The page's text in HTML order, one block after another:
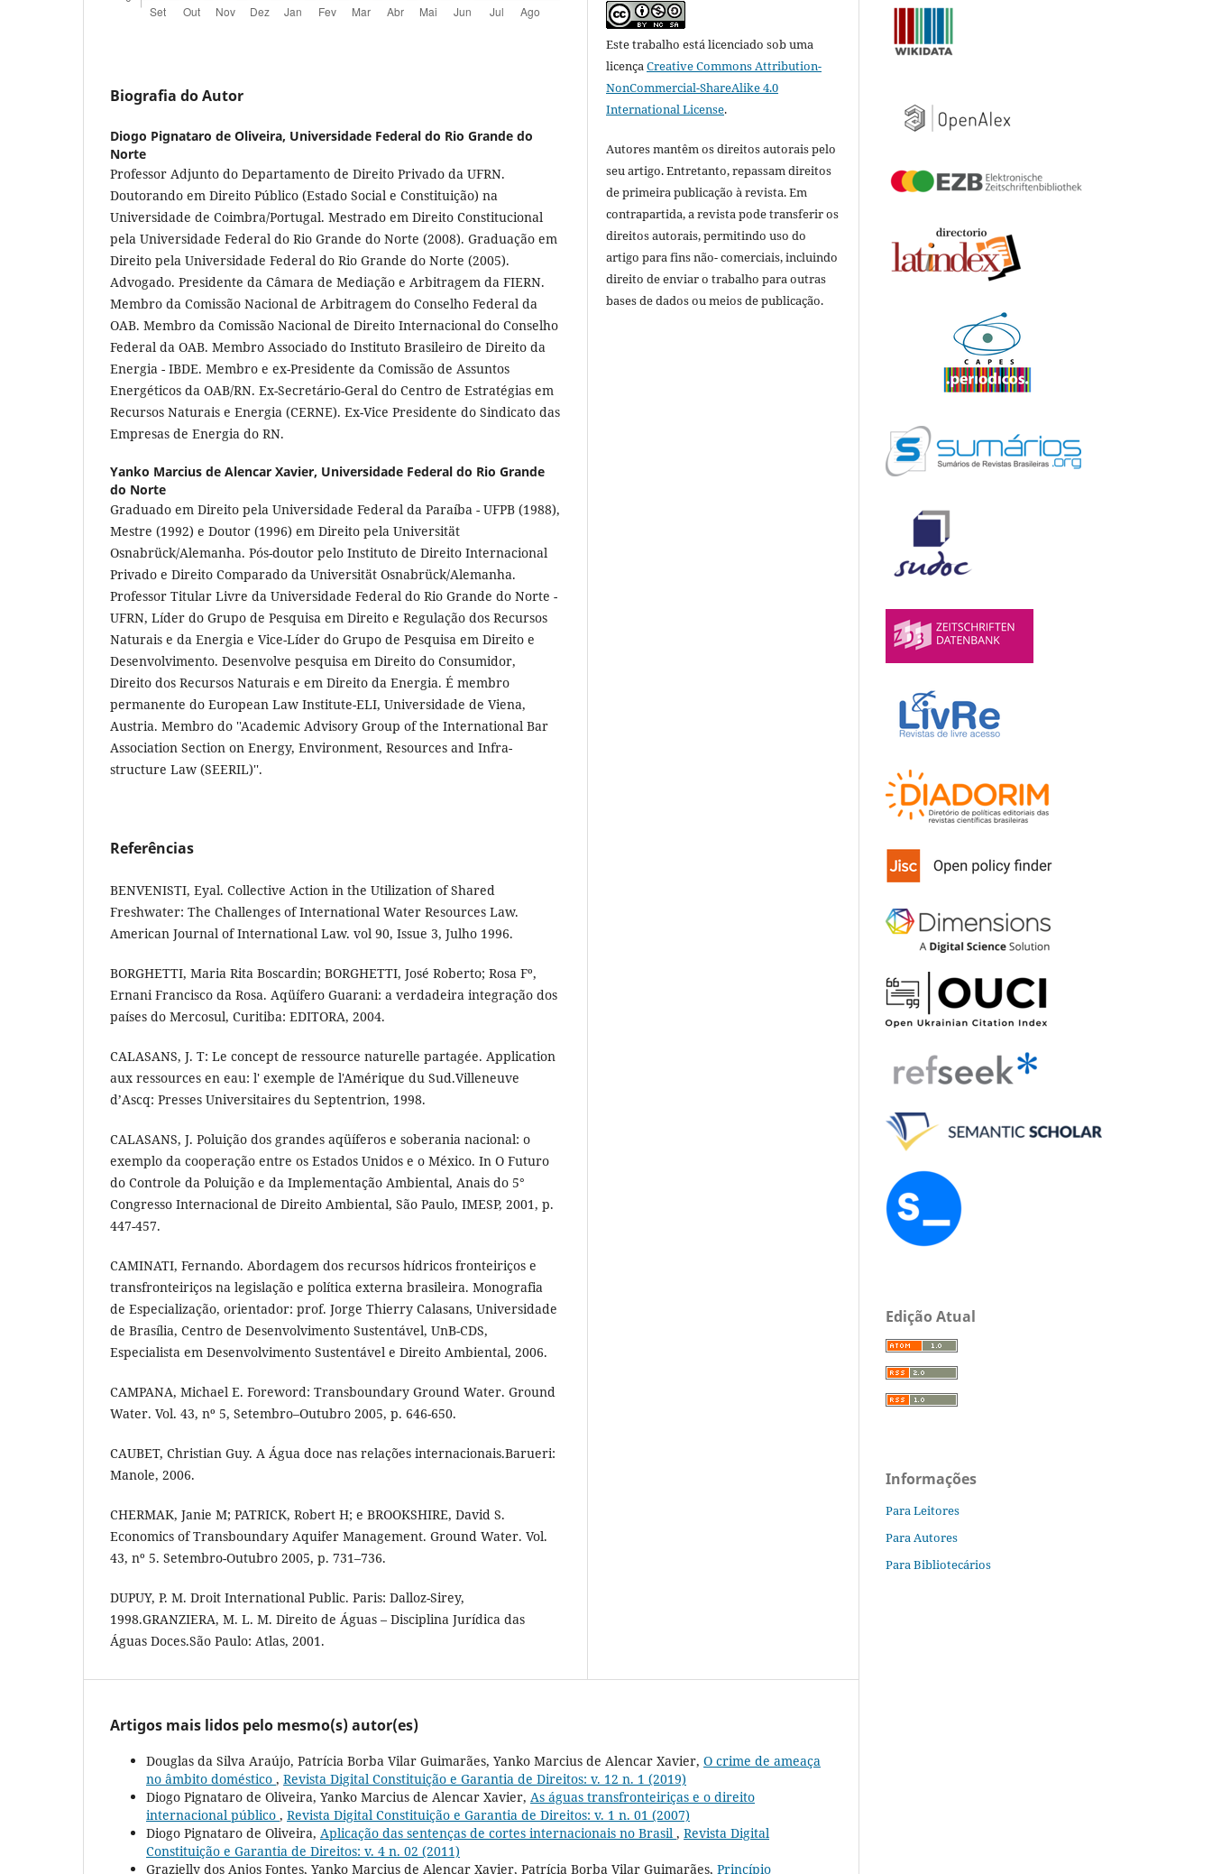
Biografia do Autor
Diogo Pignataro de Oliveira, Universidade Federal do Rio Grande do
Norte
Professor Adjunto do Departamento de Direito Privado da UFRN.
Doutorando em Direito Público (Estado Social e Constituição) na
Universidade de Coimbra/Portugal. Mestrado em Direito Constitucional
pela Universidade Federal do Rio Grande do Norte (2008). Graduação em
Direito pela Universidade Federal do Rio Grande do Norte (2005).
Advogado. Presidente da Câmara de Mediação e Arbitragem da FIERN.
Membro da Comissão Nacional de Arbitragem do Conselho Federal da
OAB. Membro da Comissão Nacional de Direito Internacional do Conselho
Federal da OAB. Membro Associado do Instituto Brasileiro de Direito da
Energia - IBDE. Membro e ex-Presidente da Comissão de Assuntos
Energéticos da OAB/RN. Ex-Secretário-Geral do Centro de Estratégias em
Recursos Naturais e Energia (CERNE). Ex-Vice Presidente do Sindicato das
Empresas de Energia do RN.
Yanko Marcius de Alencar Xavier, Universidade Federal do Rio Grande
do Norte
Graduado em Direito pela Universidade Federal da Paraíba - UFPB (1988),
Mestre (1992) e Doutor (1996) em Direito pela Universität
Osnabrück/Alemanha. Pós-doutor pelo Instituto de Direito Internacional
Privado e Direito Comparado da Universität Osnabrück/Alemanha.
Professor Titular Livre da Universidade Federal do Rio Grande do Norte -
UFRN, Líder do Grupo de Pesquisa em Direito e Regulação dos Recursos
Naturais e da Energia e Vice-Líder do Grupo de Pesquisa em Direito e
Desenvolvimento. Desenvolve pesquisa em Direito do Consumidor,
Direito dos Recursos Naturais e em Direito da Energia. É membro
permanente do European Law Institute-ELI, Universidade de Viena,
Austria. Membro do ''Academic Advisory Group of the International Bar
Association Section on Energy, Environment, Resources and Infra-
structure Law (SEERIL)''.
Referências
BENVENISTI, Eyal. Collective Action in the Utilization of Shared
Freshwater: The Challenges of International Water Resources Law.
American Journal of International Law. vol 90, Issue 3, Julho 1996.
BORGHETTI, Maria Rita Boscardin; BORGHETTI, José Roberto; Rosa Fº,
Ernani Francisco da Rosa. Aqüífero Guarani: a verdadeira integração dos
países do Mercosul, Curitiba: EDITORA, 2004.
CALASANS, J. T: Le concept de ressource naturelle partagée. Application
aux ressources en eau: l' exemple de l'Amérique du Sud.Villeneuve
d’Ascq: Presses Universitaires du Septentrion, 1998.
CALASANS, J. Poluição dos grandes aqüíferos e soberania nacional: o
exemplo da cooperação entre os Estados Unidos e o México. In O Futuro
do Controle da Poluição e da Implementação Ambiental, Anais do 5°
Congresso Internacional de Direito Ambiental, São Paulo, IMESP, 2001, p.
447-457.
CAMINATI, Fernando. Abordagem dos recursos hídricos fronteiriços e
transfronteiriços na legislação e política externa brasileira. Monografia
de Especialização, orientador: prof. Jorge Thierry Calasans, Universidade
de Brasília, Centro de Desenvolvimento Sustentável, UnB-CDS,
Especialista em Desenvolvimento Sustentável e Direito Ambiental, 2006.
CAMPANA, Michael E. Foreword: Transboundary Ground Water. Ground
Water. Vol. 43, nº 5, Setembro–Outubro 2005, p. 646-650.
CAUBET, Christian Guy. A Água doce nas relações internacionais.Barueri:
Manole, 2006.
CHERMAK, Janie M; PATRICK, Robert H; e BROOKSHIRE, David S.
Economics of Transboundary Aquifer Management. Ground Water. Vol.
43, nº 5. Setembro-Outubro 2005, p. 731–736.
DUPUY, P. M. Droit International Public. Paris: Dalloz-Sirey,
1998.GRANZIERA, M. L. M. Direito de Águas – Disciplina Jurídica das
Águas Doces.São Paulo: Atlas, 2001.
Este trabalho está licenciado sob uma
licençaCreative Commons Attribution-
NonCommercial-ShareAlike 4.0
International License.
Autores mantêm os direitos autorais pelo
seu artigo. Entretanto, repassam direitos
de primeira publicação à revista. Em
contrapartida, a revista pode transferir os
direitos autorais, permitindo uso do
artigo para fins não- comerciais, incluindo
direito de enviar o trabalho para outras
bases de dados ou meios de publicação.
Artigos mais lidos pelo mesmo(s) autor(es)
Douglas da Silva Araújo, Patrícia Borba Vilar Guimarães, Yanko Marcius de Alencar Xavier, O crime de ameaça
no âmbito doméstico , Revista Digital Constituição e Garantia de Direitos: v. 12 n. 1 (2019)
Diogo Pignataro de Oliveira, Yanko Marcius de Alencar Xavier, As águas transfronteiriças e o direito
internacional público , Revista Digital Constituição e Garantia de Direitos: v. 1 n. 01 (2007)
Diogo Pignataro de Oliveira, Aplicação das sentenças de cortes internacionais no Brasil , Revista Digital
Constituição e Garantia de Direitos: v. 4 n. 02 (2011)
Grazielly dos Anjos Fontes, Yanko Marcius de Alencar Xavier, Patrícia Borba Vilar Guimarães, Princípio
Edição Atual
Informações
Para Leitores
Para Autores
Para Bibliotecários